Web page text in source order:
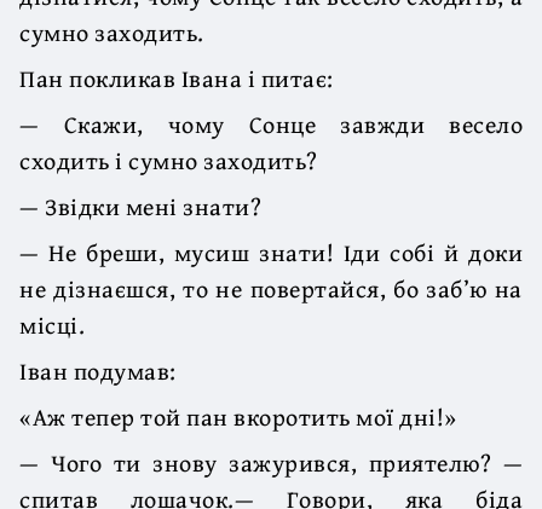
сумно заходить.
Пан покликав Івана і питає:
— Скажи, чому Сонце завжди весело
сходить і сумно заходить?
— Звідки мені знати?
— Не бреши, мусиш знати! Іди собі й доки
не дізнаєшся, то не повертайся, бо заб’ю на
місці.
Іван подумав:
«Аж тепер той пан вкоротить мої дні!»
— Чого ти знову зажурився, приятелю? —
спитав лошачок.— Говори, яка біда